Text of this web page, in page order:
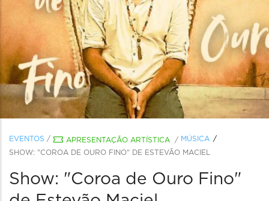
EVENTOS / APRESENTAÇÃO ARTÍSTICA / MÚSICA
SHOW: "COROA DE OURO FINO" DE ESTEVÃO MACIEL
Show: "Coroa de Ouro Fino"